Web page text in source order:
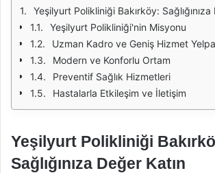
Yeşilyurt Polikliniği Bakırköy: Sağlığınıza
Yeşilyurt Polikliniği'nin Misyonu
Uzman Kadro ve Geniş Hizmet
Modern ve Konforlu Ortam
Preventif Sağlık Hizmetleri
Hastalarla Etkileşim ve İletişim
Yeşilyurt Polikliniği
Sağlığınıza Değer Katın